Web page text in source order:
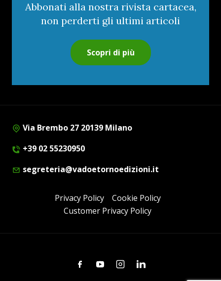
Abbonati alla nostra rivista cartacea,
non perderti gli ultimi articoli
Scopri di più
Via Brembo 27 20139 Milano
+39 02 55230950
segreteria@vadoetornoedizioni.it
Privacy Policy
Cookie Policy
Customer Privacy Policy
FacebookYoutubeInstagramLinkedin